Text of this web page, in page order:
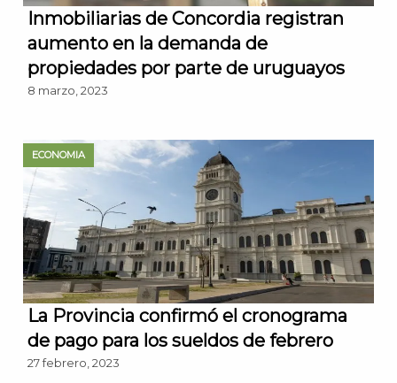
Inmobiliarias de Concordia registran
aumento en la demanda de
propiedades por parte de uruguayos
8 marzo, 2023
ECONOMIA
La Provincia confirmó el cronograma
de pago para los sueldos de febrero
27 febrero, 2023